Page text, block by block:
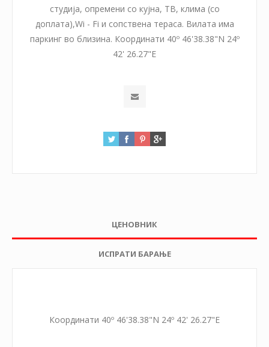
студија, опремени со кујна, ТВ, клима (со
доплата),Wi - Fi и сопствена тераса. Вилата има
паркинг во близина. Координати 40º 46'38.38"N 24º
42' 26.27"E
ЦЕНОВНИК
ИСПРАТИ БАРАЊЕ
Координати 40º 46'38.38"N 24º 42' 26.27"E